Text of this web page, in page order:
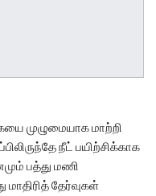
முழுமையாக மாற்றி
நீட் பயிற்சிக்காக
பத்து மணி
மாதிரித் தேர்வுகள்